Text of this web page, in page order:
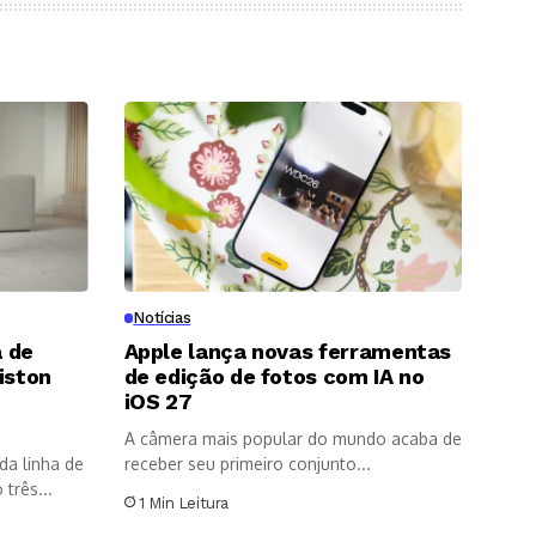
de
linha de
três...
Notícias
Apple lança novas ferramentas
de edição de fotos com IA no
iOS 27
A câmera mais popular do mundo acaba de
receber seu primeiro conjunto...
1 Min Leitura